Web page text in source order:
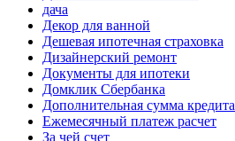
дача
Декор для ванной
Дешевая ипотечная страховка
Дизайнерский ремонт
Документы для ипотеки
Домклик Сбербанка
Дополнительная сумма кредита
Ежемесячный платеж расчет
За чей счет